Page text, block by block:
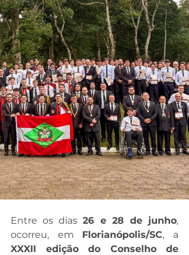
Entre os dias 26 e 28 de junho,
ocorreu, em Florianópolis/SC, a
XXXII edição do Conselho de